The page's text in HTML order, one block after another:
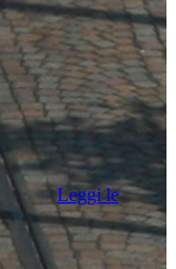
Leggi le